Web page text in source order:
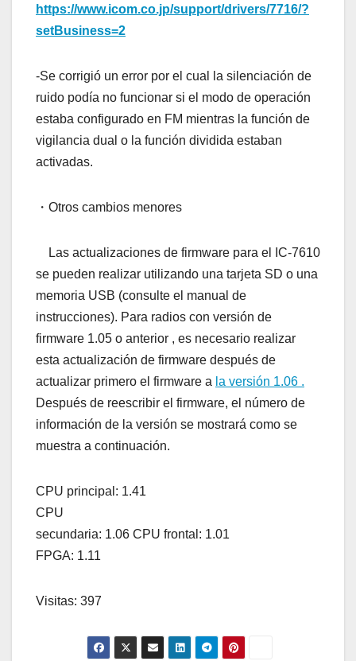
https://www.icom.co.jp/support/drivers/7716/?
setBusiness=2
-Se corrigió un error por el cual la silenciación de
ruido podía no funcionar si el modo de operación
estaba configurado en FM mientras la función de
vigilancia dual o la función dividida estaban
activadas.
・Otros cambios menores
Las actualizaciones de firmware para el IC-7610
se pueden realizar utilizando una tarjeta SD o una
memoria USB (consulte el manual de
instrucciones). Para radios con versión de
firmware 1.05 o anterior , es necesario realizar
esta actualización de firmware después de
actualizar primero el firmware a la versión 1.06 .
Después de reescribir el firmware, el número de
información de la versión se mostrará como se
muestra a continuación.
CPU principal: 1.41
CPU
secundaria: 1.06 CPU frontal: 1.01
FPGA: 1.11
Visitas: 397